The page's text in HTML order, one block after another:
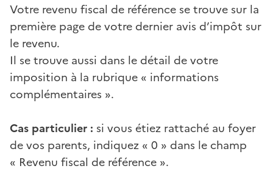
Votre revenu fiscal de référence se trouve sur la
première page de votre dernier avis d’impôt sur
le revenu.
Il se trouve aussi dans le détail de votre
imposition à la rubrique « informations
complémentaires ».
Cas particulier : si vous étiez rattaché au foyer
de vos parents, indiquez « 0 » dans le champ
« Revenu fiscal de référence ».